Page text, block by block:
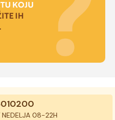
NEDELJA 08-22H